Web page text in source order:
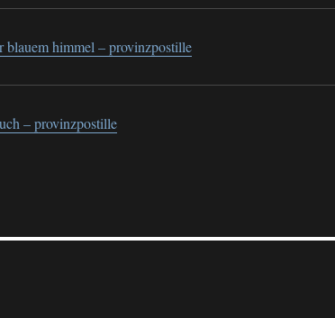
himmel – provinzpostille
– provinzpostille